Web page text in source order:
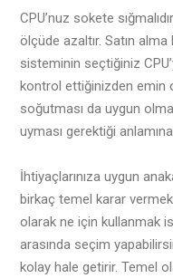
CPU’nuz sokete
ölçüde azaltır. Satın
sisteminin seçtiğiniz
kontrol ettiğinizden emin
soğutması da uygun
uyması gerektiği
İhtiyaçlarınıza uygun
birkaç temel karar vermek
olarak ne için kullanmak
arasında seçim
kolay hale getirir. Temel